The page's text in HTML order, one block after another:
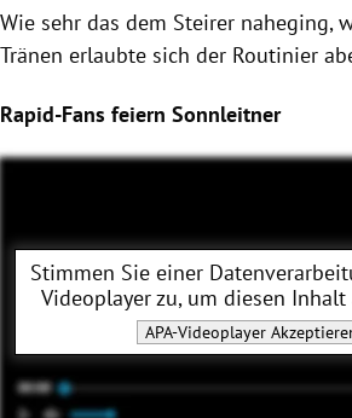
Wie sehr das dem Steirer naheging,
Tränen erlaubte sich der Routinier
Rapid-Fans feiern Sonnleitner
Stimmen Sie einer
Videoplayerzu, um diesen Inhalt
APA-Videoplayer